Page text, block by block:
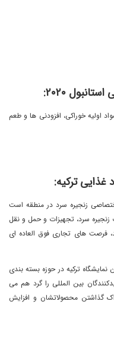
٢٠٢٠:
اولیه خوراکی، افزودنی ها و طعم
غذایی ترکیه:
زنجیره سرد در منطقه است
سرد، تجهیزات و حمل و نقل
فرصت های تجاری فوق العاده ای
ترکیه در حوزه بسته بندی
سال سابقه، تولیدکنندگان بین المللی را گرد هم می
گذاشتن محصولاتشان و افزایش